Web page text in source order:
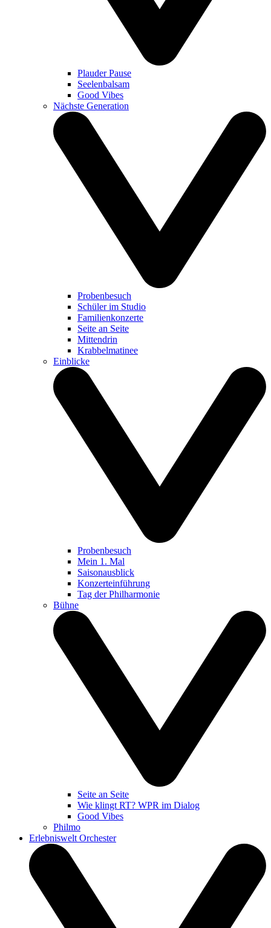
Plauder Pause
Seelenbalsam
Good Vibes
Nächste Generation
Probenbesuch
Schüler im Studio
Familienkonzerte
Seite an Seite
Mittendrin
Krabbelmatinee
Einblicke
Probenbesuch
Mein 1. Mal
Saisonausblick
Konzerteinführung
Tag der Philharmonie
Bühne
Seite an Seite
Wie klingt RT? WPR im Dialog
Good Vibes
Philmo
Erlebniswelt Orchester